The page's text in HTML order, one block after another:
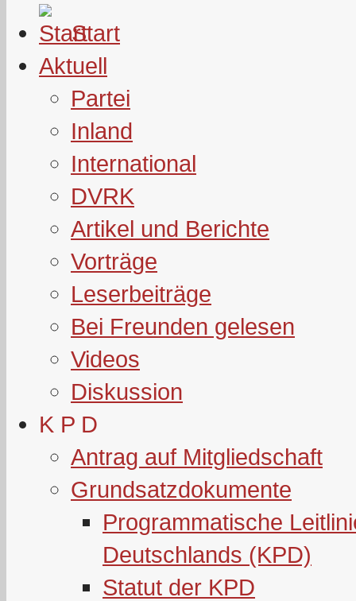
Start
Aktuell
Partei
Inland
International
DVRK
Artikel und Berichte
Vorträge
Leserbeiträge
Bei Freunden gelesen
Videos
Diskussion
K P D
Antrag auf Mitgliedschaft
Grundsatzdokumente
Programmatische
Deutschlands (KPD)
Statut der KPD